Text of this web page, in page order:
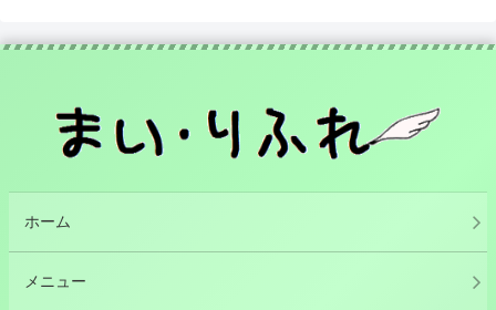
ホーム
メニュー